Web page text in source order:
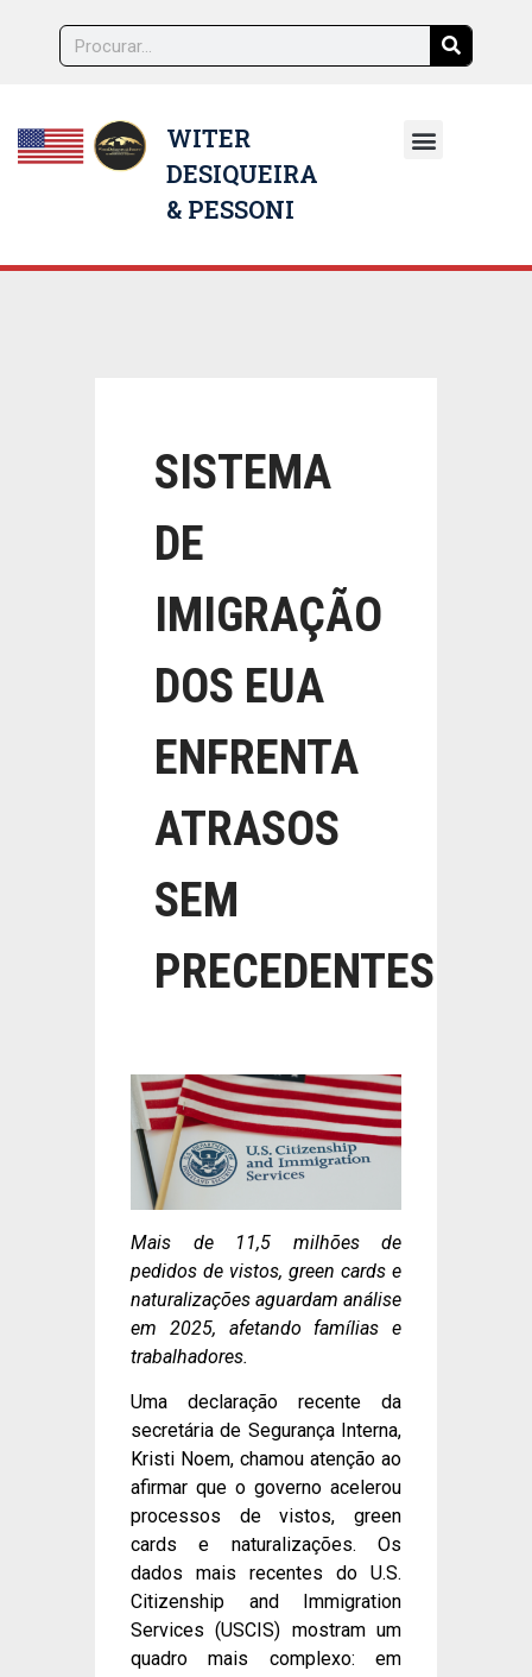
WITER
DESIQUEIRA
& PESSONI
SISTEMA
DE
IMIGRAÇÃO
DOS EUA
ENFRENTA
ATRASOS
SEM
PRECEDENTES
Mais de 11,5 milhões de
pedidos de vistos, green cards e
naturalizações aguardam análise
em 2025, afetando famílias e
trabalhadores.
Uma declaração recente da
secretária de Segurança Interna,
Kristi Noem, chamou atenção ao
afirmar que o governo acelerou
processos de vistos, green
cards e naturalizações. Os
dados mais recentes do U.S.
Citizenship and Immigration
Services (USCIS) mostram um
quadro mais complexo: em